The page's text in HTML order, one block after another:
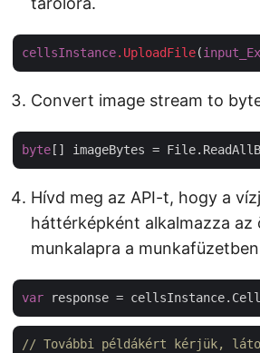
cellsInstance.UploadFile(
Convert image stream to
byte
Hívd meg az API-t, hogy a
háttérképként alkalmazza az
munkalapra a
var response =
// További példákért kérjük,